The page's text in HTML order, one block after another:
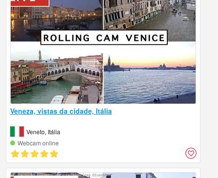
Veneza, vistas da cidade, Itália
Veneto, Itália
Webcam online